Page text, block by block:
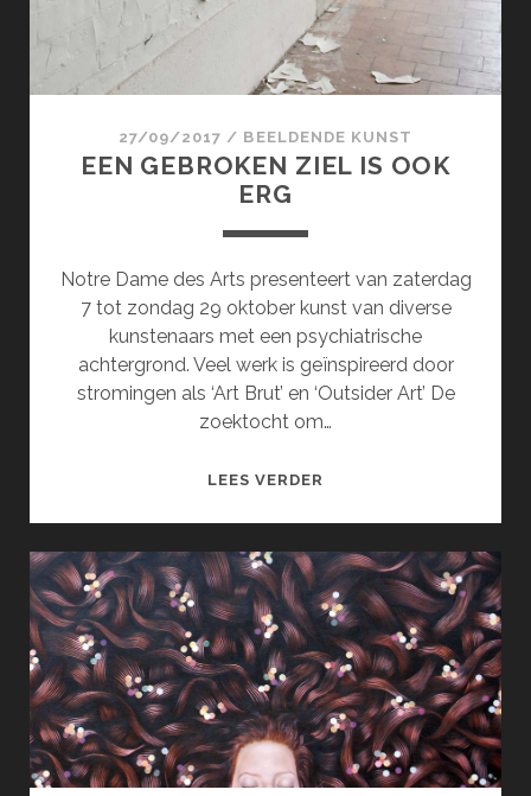
27/09/2017 / BEELDENDE KUNST
EEN GEBROKEN ZIEL IS OOK
ERG
Notre Dame des Arts presenteert van zaterdag
7 tot zondag 29 oktober kunst van diverse
kunstenaars met een psychiatrische
achtergrond. Veel werk is geïnspireerd door
stromingen als ‘Art Brut’ en ‘Outsider Art’ De
zoektocht om…
LEES VERDER
IS
OOK
ERG